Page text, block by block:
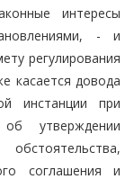
интересы
- и
регулирования
касается довода
инстанции при
утверждении
соглашения и